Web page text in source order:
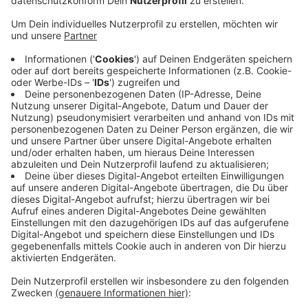
Anzeige
Nachhaltige Zahnpasta aus Münster - mit ihrem
Unternehmen "teethlovers" haben Marie Greive,
Ökotrophologie-Absolventin der FH Münster, und
Alexandra Petrikat ein Pulver zum Zähneputzen
entwickelt. Mittlerweile suchen immer häufiger
Unternehmen nachhaltige Alternativen zu alltäglichen
Produkten. Das Zahnpulver aus Münster ist ebenfalls
aus natürlichen Inhaltsstoffen, plastikfrei und
wiederauffüllbar. Mehr Infos zur nachhaltigen
Zahnpasta und zur Benutzung gibt eshier.
Anzeige